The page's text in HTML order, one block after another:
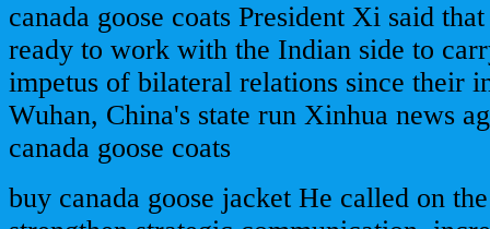
canada goose coats President Xi said
ready to work with the Indian side to
impetus of bilateral relations since their
Wuhan, China's state run Xinhua news
canada goose coats
buy canada goose jacket He called on